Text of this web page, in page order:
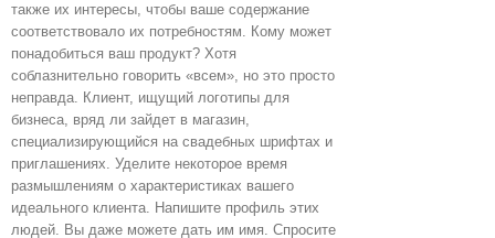
также их интересы, чтобы ваше содержание
соответствовало их потребностям. Кому может
понадобиться ваш продукт? Хотя
соблазнительно говорить «всем», но это просто
неправда. Клиент, ищущий логотипы для
бизнеса, вряд ли зайдет в магазин,
специализирующийся на свадебных шрифтах и
приглашениях. Уделите некоторое время
размышлениям о характеристиках вашего
идеального клиента. Напишите профиль этих
людей. Вы даже можете дать им имя. Спросите